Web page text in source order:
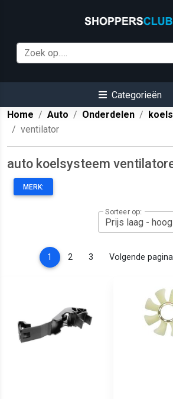
Categorieën
Home
Auto Onderdelen
ventilator
auto koelsysteem
MERK:
Sorteer op:
1 (current)
2 3 Volgende pagina